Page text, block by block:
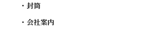
・封筒
・会社案内